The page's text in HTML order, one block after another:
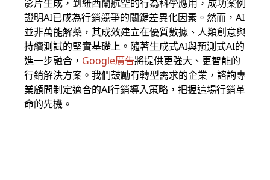
影片生成，到紐西蘭航空的行為科學應用，成功案例
證明AI已成為行銷競爭的關鍵差異化因素。然而，AI
並非萬能解藥，其成效建立在優質數據、人類創意與
持續測試的堅實基礎上。隨著生成式AI與預測式AI的
進一步融合， Google廣告將提供更強大、更智能的
行銷解決方案。我們鼓勵有轉型需求的企業，諮詢專
業顧問制定適合的AI行銷導入策略，把握這場行銷革
命的先機。